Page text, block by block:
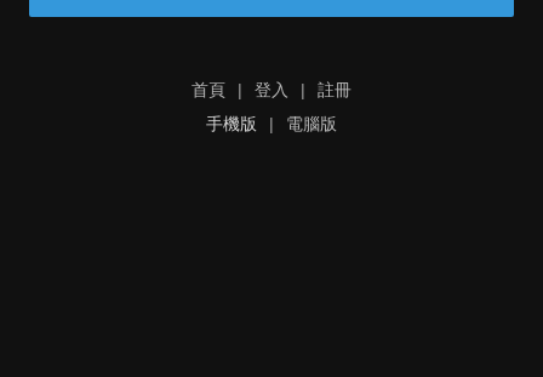
首頁 | 登入 |
註冊
手機版
| 電腦版